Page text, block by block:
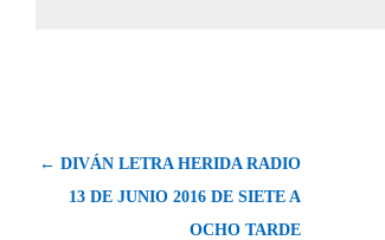
← DIVÁN LETRA HERIDA RADIO
13 DE JUNIO 2016 DE SIETE A
OCHO TARDE